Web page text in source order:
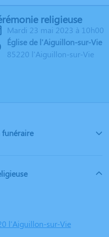
religieuse
mardi 23 mai 2023 à 10h00
Église de l'Aiguillon-sur-Vie
85220 l'Aiguillon-sur-Vie
funéraire
l'Aiguillon-sur-Vie